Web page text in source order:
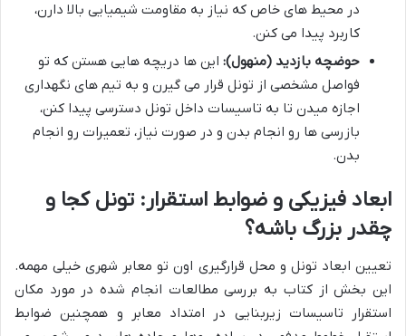
در محیط های خاص که نیاز به مقاومت شیمیایی بالا دارن،
کاربرد پیدا می کنن.
حوضچه بازدید (منهول): این ها دریچه هایی هستن که تو
فواصل مشخصی از تونل قرار می گیرن و به تیم های نگهداری
اجازه میدن تا به تاسیسات داخل تونل دسترسی پیدا کنن،
بازرسی ها رو انجام بدن و در صورت نیاز، تعمیرات رو انجام
بدن.
ابعاد فیزیکی و ضوابط استقرار: تونل کجا و
چقدر بزرگ باشه؟
تعیین ابعاد تونل و محل قرارگیری اون تو معابر شهری خیلی مهمه.
این بخش از کتاب به بررسی مطالعات انجام شده در مورد مکان
استقرار تاسیسات زیربنایی در امتداد معابر و همچنین ضوابط